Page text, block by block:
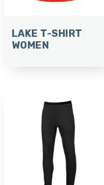
LAKE T-SHIRT
WOMEN